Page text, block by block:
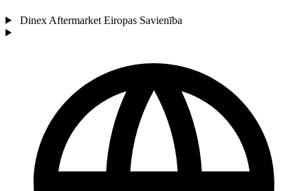
Dinex Aftermarket Eiropas Savienība